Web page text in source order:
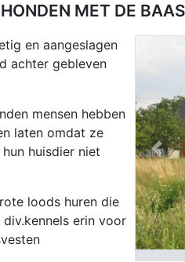
MET DE
en aangeslagen
achter gebleven
mensen hebben
laten omdat ze
huisdier niet
loods huren die
erin voor